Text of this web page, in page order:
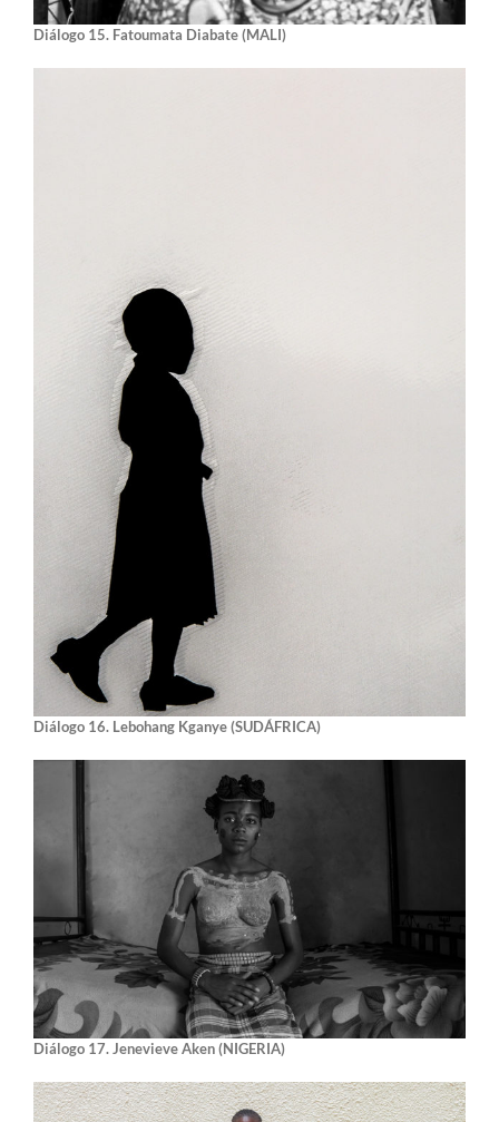
Diálogo 15. Fatoumata Diabate (MALI)
Diálogo 16. Lebohang Kganye (SUDÁFRICA)
Diálogo 17.Jenevieve Aken (NIGERIA)